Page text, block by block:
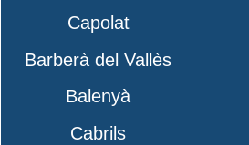
Capolat
Barberà del Vallès
Balenyà
Cabrils